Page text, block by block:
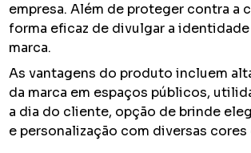
empresa. Além de proteger contra a
forma eficaz de divulgar a
marca.
As vantagens do produto incluem
da marca em espaços públicos,
a dia do cliente, opção de brinde
e personalização com diversas